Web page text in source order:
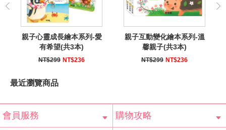
親子心靈成長繪本系列-愛
有希望(共3本)
NT$299 NT$236
親子互動變化繪本系列-溫
馨親子(共3本)
NT$299 NT$236
最近瀏覽商品
會員服務 購物攻略